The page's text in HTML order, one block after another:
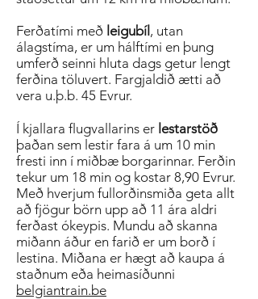
Ferðatími með leigubíl , utan
álagstíma, er um hálftími en þung
umferð seinni hluta dags getur lengt
ferðina töluvert. Fargjaldið ætti að
vera u.þ.b. 45 Evrur.
Í kjallara flugvallarins er lestarstöð
þaðan sem lestir fara á um 10 min
fresti inn í miðbæ borgarinnar. Ferðin
tekur um 18 min og kostar 8,90 Evrur.
Með hverjum fullorðinsmiða geta allt
að fjögur börn upp að 11 ára aldri
ferðast ókeypis. Mundu að skanna
miðann áður en farið er um borð í
lestina. Miðana er hægt að kaupa á
staðnum eða heimasíðunni
belgiantrain.be